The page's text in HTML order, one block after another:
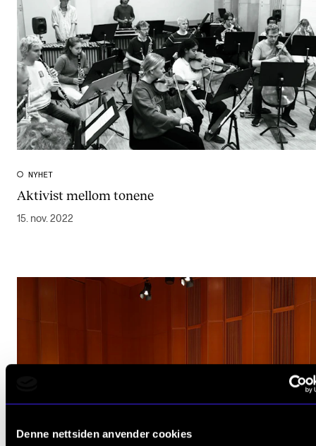
Denne nettsiden anvender cookies
NYHET
Aktivist mellom tonene
15. nov. 2022